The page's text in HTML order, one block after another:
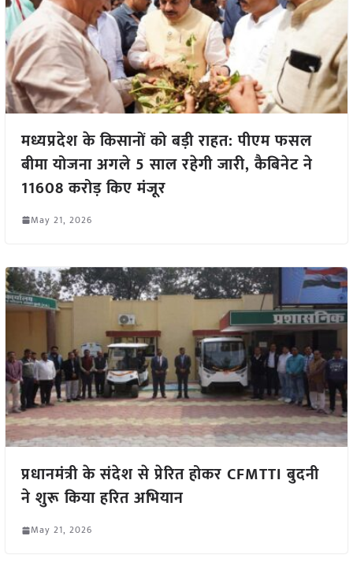
मध्यप्रदेश के किसानों को बड़ी राहत: पीएम फसल
बीमा योजना अगले 5 साल रहेगी जारी, कैबिनेट ने
11608 करोड़ किए मंजूर
May 21, 2026
प्रधानमंत्री के संदेश से प्रेरित होकर CFMTTI बुदनी
ने शुरू किया हरित अभियान
May 21, 2026